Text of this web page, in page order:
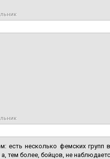
есть несколько фемских групп
а, тем более, бойцов, не